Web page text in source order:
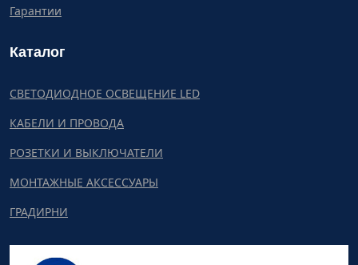
Гарантии
Каталог
СВЕТОДИОДНОЕ ОСВЕЩЕНИЕ LED
КАБЕЛИ И ПРОВОДА
РОЗЕТКИ И ВЫКЛЮЧАТЕЛИ
МОНТАЖНЫЕ АКСЕССУАРЫ
ГРАДИРНИ